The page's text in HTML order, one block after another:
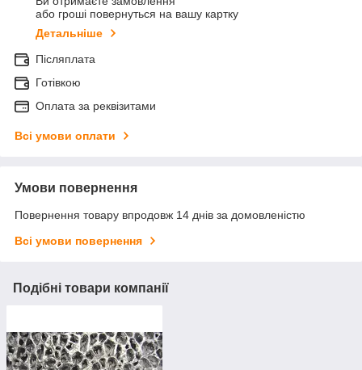
або гроші повернуться на вашу картку
Детальніше
Післяплата
Готівкою
Оплата за реквізитами
Всі умови оплати
Умови повернення
Повернення товару впродовж 14 днів за домовленістю
Всі умови повернення
Подібні товари компанії